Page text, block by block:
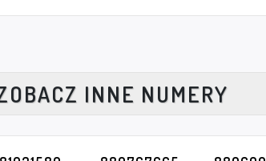
INNE NUMERY